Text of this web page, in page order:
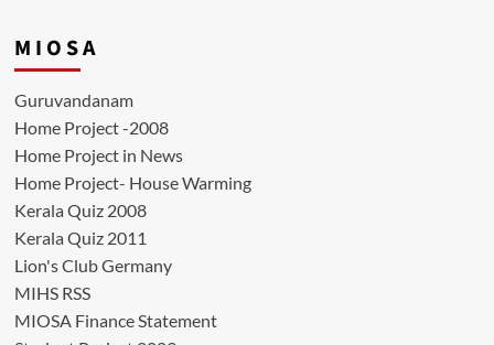
M I O S A
Guruvandanam
Home Project -2008
Home Project in News
Home Project- House Warming
Kerala Quiz 2008
Kerala Quiz 2011
Lion's Club Germany
MIHS RSS
MIOSA Finance Statement